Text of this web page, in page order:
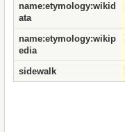
name:etymology:wikid
ata
name:etymology:wikip
edia
sidewalk